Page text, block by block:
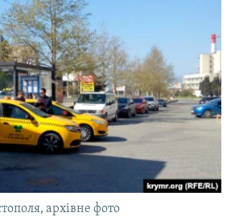
архівне фото